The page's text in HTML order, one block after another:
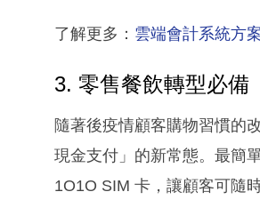
了解更多： 雲端會計系統方
3. 零售餐飲轉型必備
隨著後疫情顧客購物習慣的
現金支付」的新常態。最簡
1O1O SIM 卡，讓顧客可隨